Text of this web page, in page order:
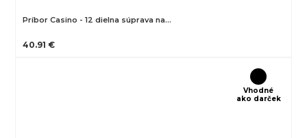
Príbor Casino - 12 dielna súprava na…
40.91 €
Vhodné
ako darček